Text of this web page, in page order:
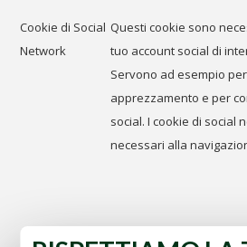
Cookie di Social
Network
Questi cookie sono
tuo account social di
Servono ad esempio
apprezzamento e per
social. I cookie di social
necessari alla